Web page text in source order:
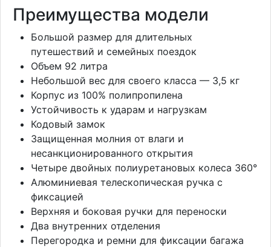
Преимущества модели
Большой размер для длительных
путешествий и семейных поездок
Объем 92 литра
Небольшой вес для своего класса — 3,5 кг
Корпус из 100% полипропилена
Устойчивость к ударам и нагрузкам
Кодовый замок
Защищенная молния от влаги и
несанкционированного открытия
Четыре двойных полиуретановых колеса 360°
Алюминиевая телескопическая ручка с
фиксацией
Верхняя и боковая ручки для переноски
Два внутренних отделения
Перегородка и ремни для фиксации багажа